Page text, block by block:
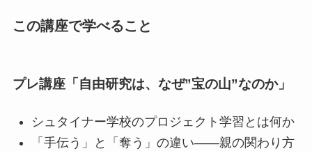
この講座で学べること
プレ講座「自由研究は、なぜ”宝の山”なのか」
シュタイナー学校のプロジェクト学習とは何か
「手伝う」と「奪う」の違い——親の関わり方